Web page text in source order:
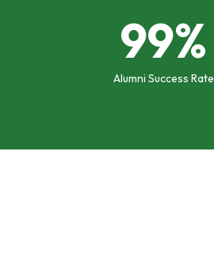
99%
Alumni Success Rate